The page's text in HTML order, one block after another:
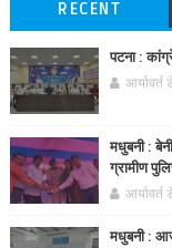
RECENT
पटना :
मधुबनी :
ग्रामीण
मधुबनी : आज